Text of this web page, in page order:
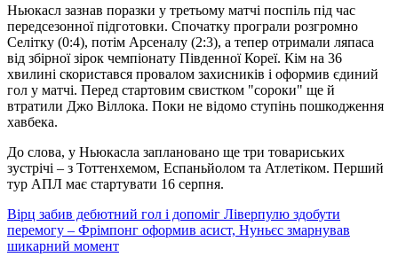
Ньюкасл зазнав поразки у третьому матчі поспіль під час
передсезонної підготовки. Спочатку програли розгромно
Селітку (0:4), потім Арсеналу (2:3), а тепер отримали ляпаса
від збірної зірок чемпіонату Південної Кореї. Кім на 36
хвилині скористався провалом захисників і оформив єдиний
гол у матчі. Перед стартовим свистком "сороки" ще й
втратили Джо Віллока. Поки не відомо ступінь пошкодження
хавбека.
До слова, у Ньюкасла заплановано ще три товариських
зустрічі – з Тоттенхемом, Еспаньйолом та Атлетіком. Перший
тур АПЛ має стартувати 16 серпня.
Вірц забив дебютний гол і допоміг Ліверпулю здобути
перемогу – Фрімпонг оформив асист, Нуньєс змарнував
шикарний момент